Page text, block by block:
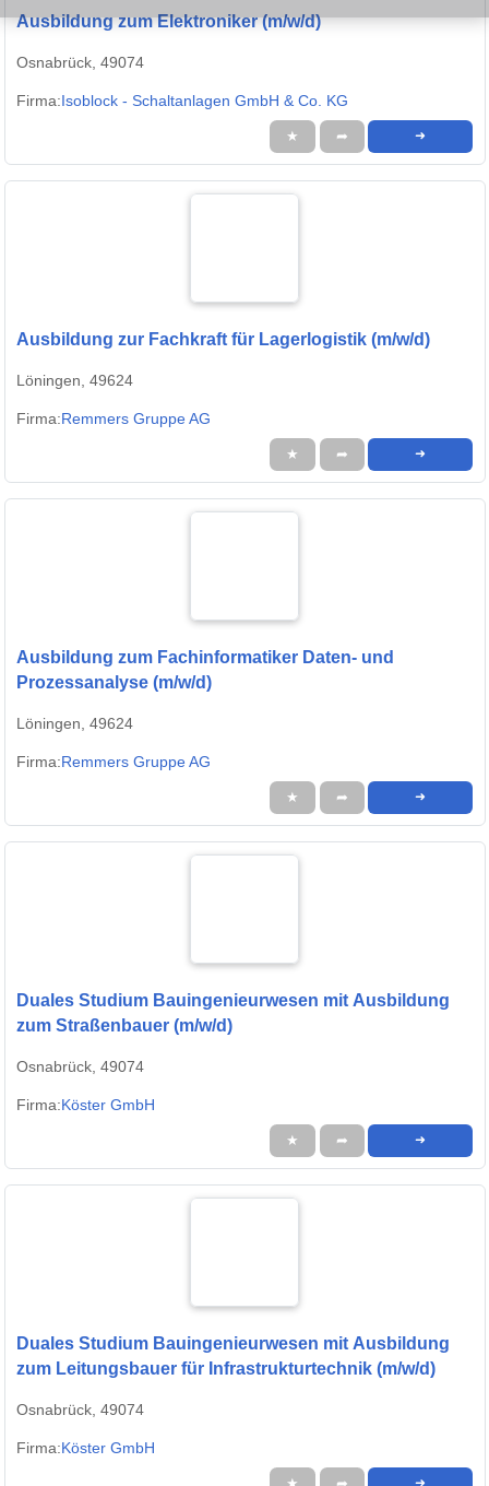
Ausbildung zum Elektroniker (m/w/d)
Osnabrück, 49074
Firma:Isoblock - Schaltanlagen GmbH & Co. KG
★ ➦ ➜
Ausbildung zur Fachkraft für Lagerlogistik (m/w/d)
Löningen, 49624
Firma:Remmers Gruppe AG
★ ➦ ➜
Ausbildung zum Fachinformatiker Daten- und
Prozessanalyse (m/w/d)
Löningen, 49624
Firma:Remmers Gruppe AG
★ ➦ ➜
Duales Studium Bauingenieurwesen mit Ausbildung
zum Straßenbauer (m/w/d)
Osnabrück, 49074
Firma:Köster GmbH
★ ➦ ➜
Duales Studium Bauingenieurwesen mit Ausbildung
zum Leitungsbauer für Infrastrukturtechnik (m/w/d)
Osnabrück, 49074
Firma:Köster GmbH